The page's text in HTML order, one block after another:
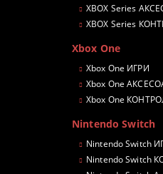
XBOX Series
XBOX Series
Xbox One
Xbox One ИГРИ
Xbox One
Xbox One
Nintendo Switch
Nintendo Switch
Nintendo Switch